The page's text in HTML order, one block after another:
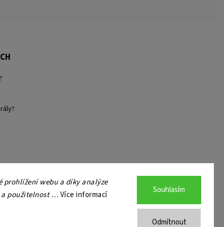
prohlížení webu a díky analýze
a použitelnost …Více informací
Odmítnout
Souhlasím